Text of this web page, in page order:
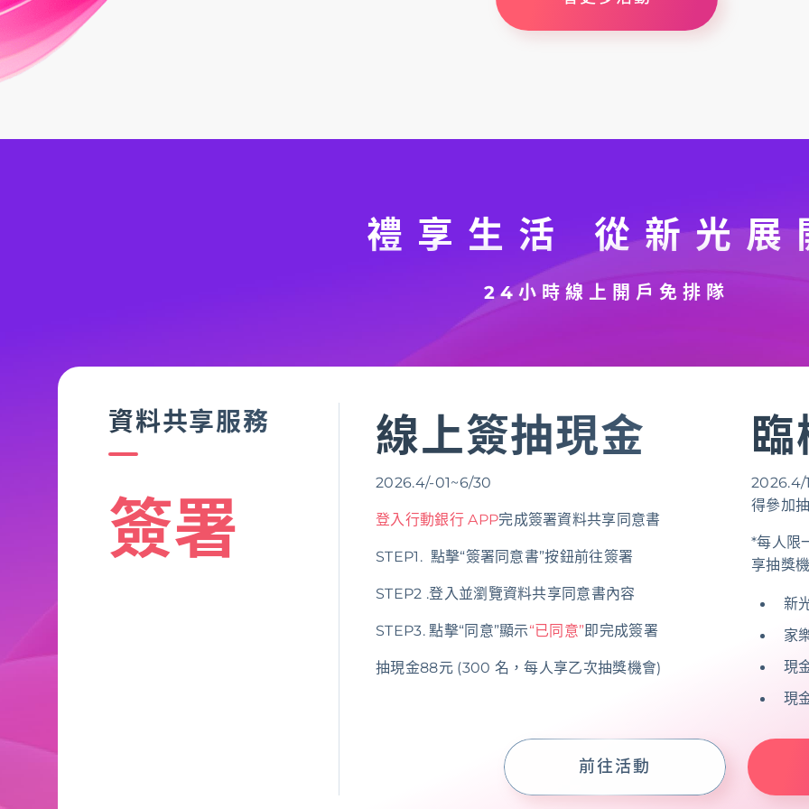
禮享生活 從新光展
24小時線上開戶免排隊
資料共享服務
簽署
線上簽抽現金
2026.4/-01~6/30
登入行動銀行 APP完成簽署資料共享同意書
STEP1. 點擊“簽署同意書”按鈕前往簽署
STEP2 .登入並瀏覽資料共享同意書內容
STEP3. 點擊“同意”顯示“已同意”即完成簽署
抽現金88元 (300 名，每人享乙次抽獎機會)
2026.4/
得參加
*每人限
享抽獎
新
家
現
現
前往活動